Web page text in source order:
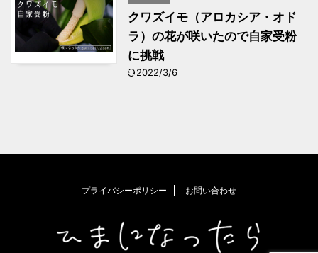
クワズイモ（アロカシア・オド
ラ）の花が咲いたので自家受粉
に挑戦
2022/3/6
プライバシーポリシー お問い合わせ